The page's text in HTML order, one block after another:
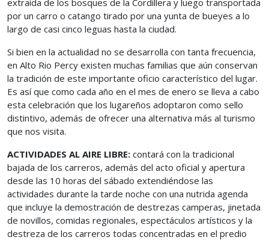
extraída de los bosques de la Cordillera y luego transportada
por un carro o catango tirado por una yunta de bueyes a lo
largo de casi cinco leguas hasta la ciudad.
Si bien en la actualidad no se desarrolla con tanta frecuencia,
en Alto Rio Percy existen muchas familias que aún conservan
la tradición de este importante oficio característico del lugar.
Es así que como cada año en el mes de enero se lleva a cabo
esta celebración que los lugareños adoptaron como sello
distintivo, además de ofrecer una alternativa más al turismo
que nos visita.
ACTIVIDADES AL AIRE LIBRE: contará con la tradicional
bajada de los carreros, además del acto oficial y apertura
desde las 10 horas del sábado extendiéndose las
actividades durante la tarde noche con una nutrida agenda
que incluye la demostración de destrezas camperas, jinetada
de novillos, comidas regionales, espectáculos artísticos y la
destreza de los carreros todas concentradas en el predio